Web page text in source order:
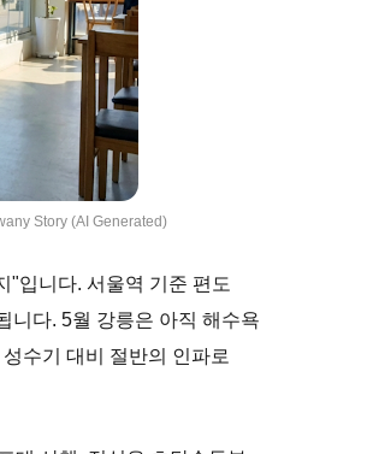
Story (AI Generated)
"입니다. 서울역 기준 편도
니다. 5월 강릉은 아직 해수욕
수기 대비 절반의 인파로